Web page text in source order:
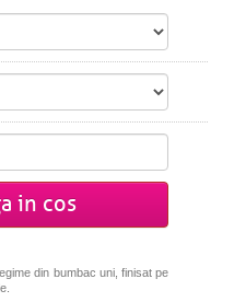
in cos
din bumbac uni, finisat pe